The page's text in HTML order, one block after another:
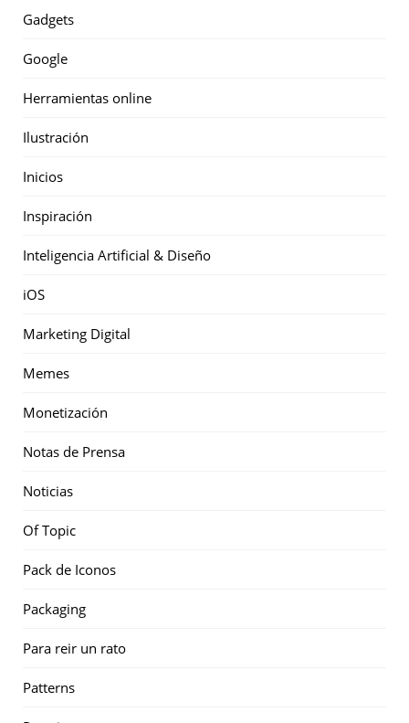
Gadgets
Google
Herramientas online
Ilustración
Inicios
Inspiración
Inteligencia Artificial & Diseño
iOS
Marketing Digital
Memes
Monetización
Notas de Prensa
Noticias
Of Topic
Pack de Iconos
Packaging
Para reir un rato
Patterns